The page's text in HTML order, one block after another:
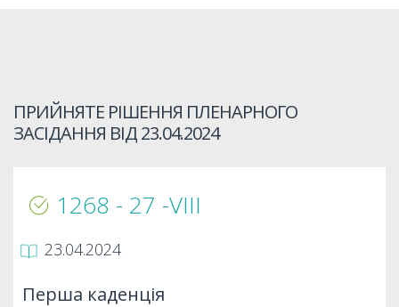
ПРИЙНЯТЕ РІШЕННЯ ПЛЕНАРНОГО
ЗАСІДАННЯ ВІД23.04.2024
1268 - 27 -VIIІ
23.04.2024
Перша каденція